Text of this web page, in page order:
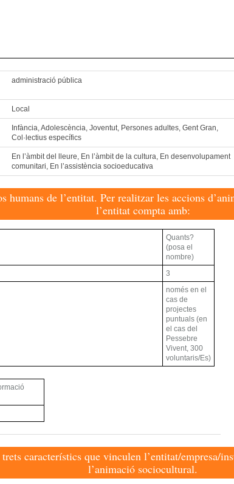
administració pública
Local
Infància, Adolescència, Joventut, Persones adultes, Gent Gran,
Col·lectius específics
En l’àmbit del lleure, En l’àmbit de la cultura, En desenvolupament
comunitari, En l’assistència socioeducativa
humans de l’entitat. Per realitzar les accions
l’entitat compta amb:
Quants?
(posa el
nombre)
3
només en el
cas de
projectes
puntuals (en
el cas del
Pessebre
Vivent, 300
voluntaris/Es)
característics que vinculen l’entitat/empresa/
l’animació sociocultural.